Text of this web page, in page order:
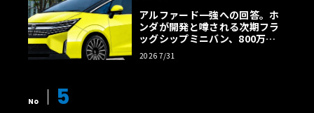
アルファード一強への回答。ホ
ンダが開発と噂される次期フラ
ッグシップミニバン、800万円
超の勝算【予想CG】
2026 7/31
No 5